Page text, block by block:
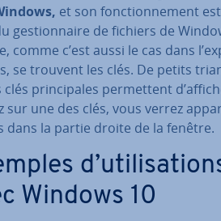
et son fonc­tion­ne­ment
ges­tion­naire de fichiers de
comme c’est aussi le cas dans
se trouvent les clés. De petits
clés prin­ci­pales per­met­tent
sur une des clés, vous verrez
dans la partie droite de la fenêtre.
Windows 10